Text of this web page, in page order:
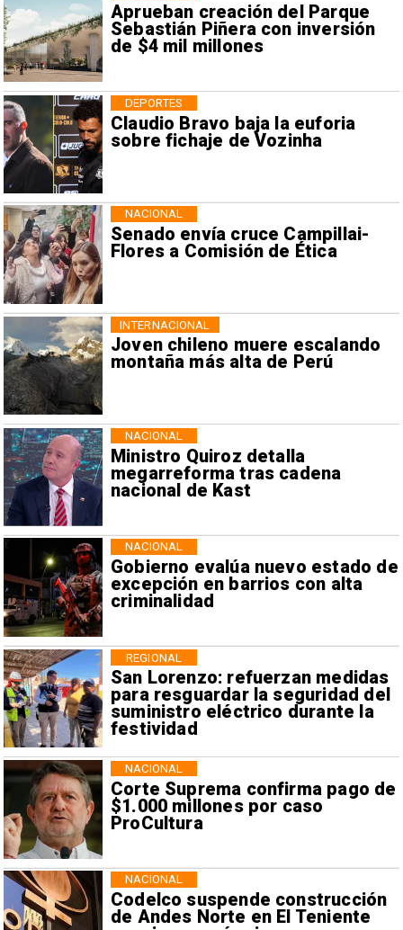
Aprueban creación del Parque
Sebastián Piñera con inversión
de $4 mil millones
Claudio Bravo baja la euforia
sobre fichaje de Vozinha
DEPORTES
Senado envía cruce Campillai-
Flores a Comisión de Ética
NACIONAL
Joven chileno muere escalando
montaña más alta de Perú
INTERNACIONAL
Ministro Quiroz detalla
megarreforma tras cadena
nacional de Kast
NACIONAL
Gobierno evalúa nuevo estado de
excepción en barrios con alta
criminalidad
NACIONAL
San Lorenzo: refuerzan medidas
para resguardar la seguridad del
suministro eléctrico durante la
festividad
REGIONAL
Corte Suprema confirma pago de
$1.000 millones por caso
ProCultura
NACIONAL
Codelco suspende construcción
de Andes Norte en El Teniente
NACIONAL